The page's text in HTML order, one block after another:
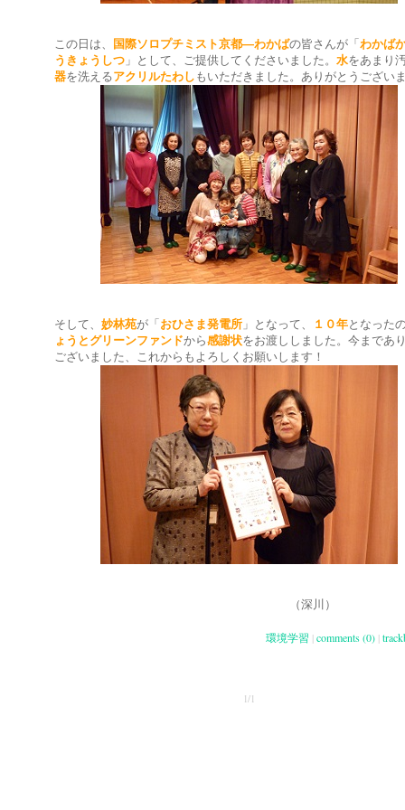
この日は、 国際ソロプチミスト京都―わかばの皆さんが「 わかば
うきょうしつ 」として、ご提供してくださいました。 水をあまり
器を洗えるアクリルたわし もいただきました。ありがとうござい
そして、 妙林苑が「 おひさま発電所 」となって、 １０年となった
ょうとグリーンファンドから感謝状をお渡ししました。今まであ
ございました、これからもよろしくお願いします！
（深川）
環境学習 |comments (0) |
1/1